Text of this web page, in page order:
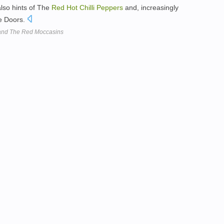
hints of The Red Hot Chilli Peppers and, increasingly
Doors.
The Red Moccasins